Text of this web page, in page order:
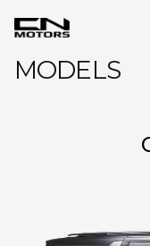
MODELS